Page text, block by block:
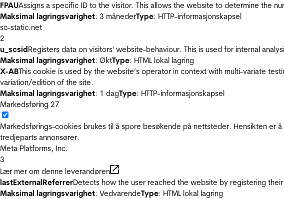
FPAUAssigns a specific ID to the visitor. This allows the website to determine the
Maksimal lagringsvarighet: 3 månederType: HTTP-informasjonskapsel
sc-static.net
2
u_scsidRegisters data on visitors' website-behaviour. This is used for internal
Maksimal lagringsvarighet: ØktType: HTML lokal lagring
X-ABThis cookie is used by the website’s operator in context with multi-variate
variation/edition of the site.
Maksimal lagringsvarighet: 1 dagType: HTTP-informasjonskapsel
Markedsføring 27
Markedsførings-cookies brukes til å spore besøkende på nettsteder. Hensikten er
tredjeparts annonsører.
Meta Platforms, Inc.
3
Lær mer om denne leverandøren
lastExternalReferrerDetects how the user reached the website by registering their
Maksimal lagringsvarighet: VedvarendeType: HTML lokal lagring